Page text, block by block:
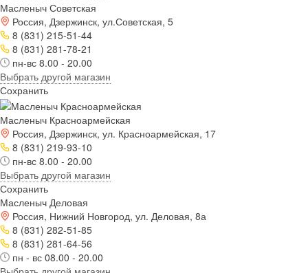
Масленыч Советская
Россия, Дзержинск, ул.Советская, 5
8 (831) 215-51-44
8 (831) 281-78-21
пн-вс 8.00 - 20.00
Выбрать другой магазин
Сохранить
Масленыч Красноармейская
Россия, Дзержинск, ул. Красноармейская, 17
8 (831) 219-93-10
пн-вс 8.00 - 20.00
Выбрать другой магазин
Сохранить
Масленыч Деловая
Россия, Нижний Новгород, ул. Деловая, 8а
8 (831) 282-51-85
8 (831) 281-64-56
пн - вс 08.00 - 20.00